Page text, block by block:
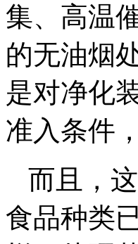
集、高温
的无油烟
是对净化
准入条件
而且，
食品种类